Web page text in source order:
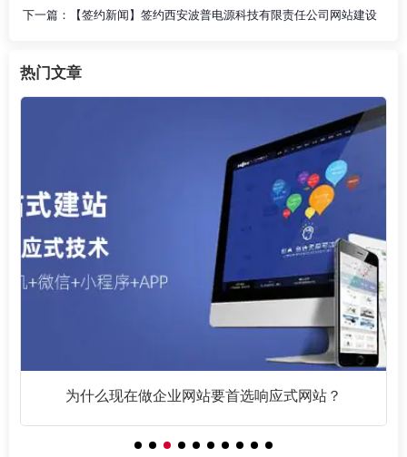
下一篇：
【签约新闻】签约西安波普电源科技有限责任公司网站建设
热门文章
为什么现在做企业网站要首选响应式网站？